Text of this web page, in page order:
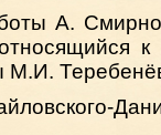
А.
М.И.